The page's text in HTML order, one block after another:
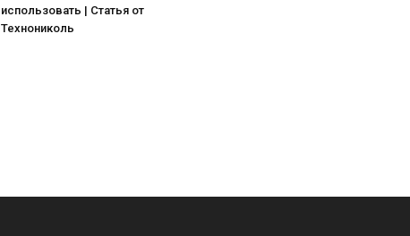
использовать | Статья от
Технониколь